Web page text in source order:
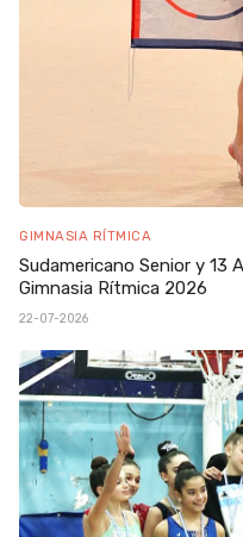
GIMNASIA RÍTMICA
Sudamericano Senior y 13
Gimnasia Rítmica 2026
22-07-2026